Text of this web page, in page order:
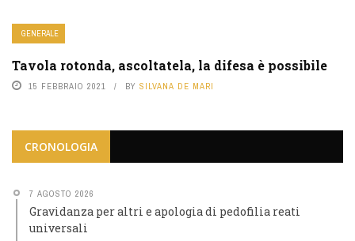
GENERALE
Tavola rotonda, ascoltatela, la difesa è possibile
15 FEBBRAIO 2021 BY SILVANA DE MARI
CRONOLOGIA
7 AGOSTO 2026
Gravidanza per altri e apologia di pedofilia reati
universali